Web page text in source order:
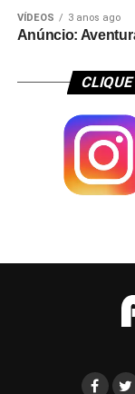
VÍDEOS 3 anos ago
Anúncio: